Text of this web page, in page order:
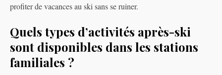
profiter de vacances au ski sans se ruiner.
Quels types d’activités après-ski
sont disponibles dans les stations
familiales ?